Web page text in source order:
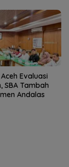
Evaluasi
SBA Tambah
Andalas